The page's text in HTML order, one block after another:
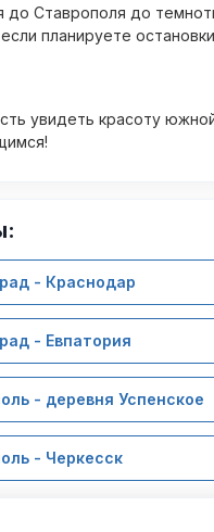
до Ставрополя до
планируете
увидеть красоту
- Краснодар
- Евпатория
- деревня Успенское
- Черкесск